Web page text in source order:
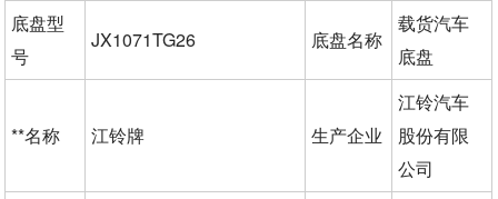
底盘型
号
JX1071TG26 底盘名称
载货汽车
底盘
**名称 江铃牌 生产企业
江铃汽车
股份有限
公司